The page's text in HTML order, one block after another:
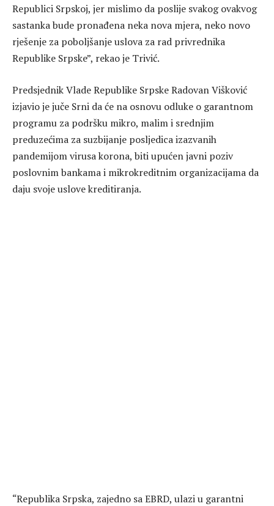
Republici Srpskoj, jer mislimo da poslije svakog ovakvog
sastanka bude pronađena neka nova mjera, neko novo
rješenje za poboljšanje uslova za rad privrednika
Republike Srpske”, rekao je Trivić.
Predsjednik Vlade Republike Srpske Radovan Višković
izjavio je juče Srni da će na osnovu odluke o garantnom
programu za podršku mikro, malim i srednjim
preduzećima za suzbijanje posljedica izazvanih
pandemijom virusa korona, biti upućen javni poziv
poslovnim bankama i mikrokreditnim organizacijama da
daju svoje uslove kreditiranja.
“Republika Srpska, zajedno sa EBRD, ulazi u garantni